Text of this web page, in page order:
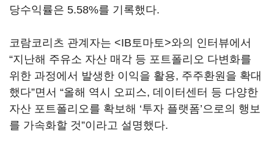
당수익률은 5.58%를 기록했다.
코람코리츠 관계자는 <IB토마토>와의 인터뷰에서
“지난해 주유소 자산 매각 등 포트폴리오 다변화를
위한 과정에서 발생한 이익을 활용, 주주환원을 확대
했다”면서 “올해 역시 오피스, 데이터센터 등 다양한
자산 포트폴리오를 확보해 ‘투자 플랫폼’으로의 행보
를 가속화할 것”이라고 설명했다.